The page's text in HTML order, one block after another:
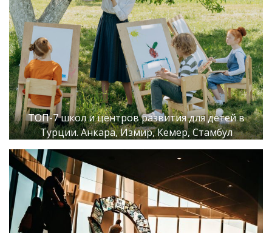
ТОП-7 школ и центров развития для детей в
Турции. Анкара, Измир, Кемер, Стамбул